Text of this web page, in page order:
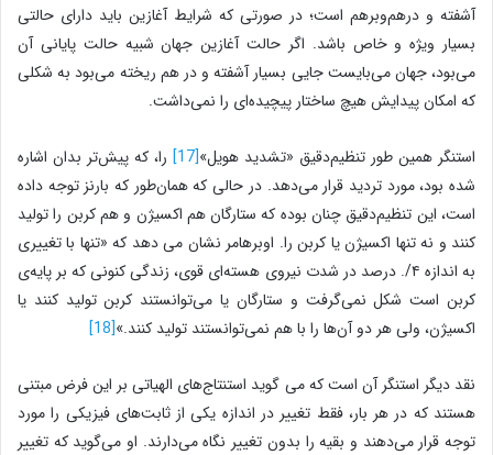
آشفته و درهم‌و‌برهم است؛ در صورتی که شرایط آغازین باید دارای حالتی
بسیار ویژه و خاص باشد. اگر حالت آغازین جهان شبیه حالت پایانی آن
می‌بود، جهان می‌بایست جایی بسیار آشفته و در هم ریخته می‌بود به شکلی
که امکان پیدایش هیچ ساختار پیچیده‌ای را نمی‌داشت.
استنگر همین طور تنظیم‌دقیق «تشدید هویل»[17]
را، که پیش‌تر بدان اشاره
شده بود، مورد تردید قرار می‌دهد. در حالی که همان‌طور که بارنز توجه داده
است، این تنظیم‌دقیق چنان بوده که ستارگان هم اکسیژن و هم کربن را تولید
کنند و نه تنها اکسیژن یا کربن را. اوبرهامر نشان می دهد که «تنها با تغییری
به اندازه ۴/. درصد در شدت نیروی هسته‌ای قوی، زندگی کنونی که بر پایه‌ی
کربن است شکل نمی‌گرفت و ستارگان یا می‌توانستند کربن تولید کنند یا
اکسیژن، ولی هر دو آن‌ها را با هم نمی‌توانستند تولید کنند.»[18]
نقد دیگر استنگر آن است که می گوید استنتاج‌های الهیاتی بر این فرض مبتنی
هستند که در هر بار، فقط تغییر در اندازه یکی از ثابت‌های فیزیکی را مورد
توجه قرار می‌دهند و بقیه را بدون تغییر نگاه می‌دارند. او می‌گوید که تغییر